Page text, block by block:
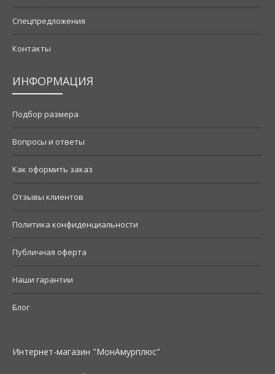
Спецпредложения
Контакты
ИНФОРМАЦИЯ
Подбор размера
Вопросы и ответы
Как оформить заказ
Отзывы клиентов
Политика конфиденциальности
Публичная оферта
Наши гарантии
Блог
Интернет-магазин "МонАмурплюс"